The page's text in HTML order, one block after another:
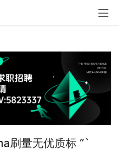
刷量无优质标 “`